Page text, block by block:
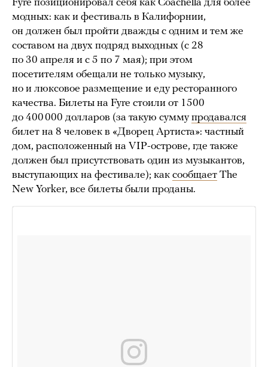
Fyre позиционировал себя как Coachella для более
модных: как и фестиваль в Калифорнии,
он должен был пройти дважды с одним и тем же
составом на двух подряд выходных (с 28
по 30 апреля и с 5 по 7 мая); при этом
посетителям обещали не только музыку,
но и люксовое размещение и еду ресторанного
качества. Билеты на Fyre стоили от 1500
до 400 000 долларов (за такую суммупродавался
билет на 8 человек в «Дворец Артиста»: частный
дом, расположенный на VIP-острове, где также
должен был присутствовать один из музыкантов,
выступающих на фестивале); как сообщает The
New Yorker, все билеты были проданы.